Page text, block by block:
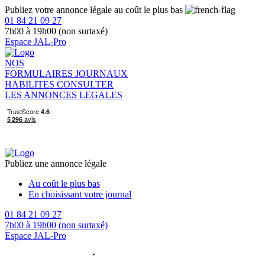
Publiez votre annonce légale au coût le plus bas
01 84 21 09 27
7h00 à 19h00 (non surtaxé)
Espace JAL-Pro
NOS
FORMULAIRES JOURNAUX
HABILITES CONSULTER
LES ANNONCES LEGALES
Publiez une annonce légale
Au coût le plus bas
En choisissant votre journal
01 84 21 09 27
7h00 à 19h00 (non surtaxé)
Espace JAL-Pro